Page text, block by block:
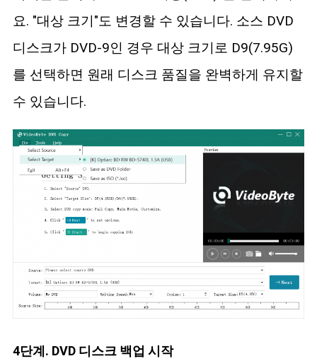
요. "대상 크기"도 변경할 수 있습니다. 소스 DVD
디스크가 DVD-9인 경우 대상 크기로 D9(7.95G)
를 선택하면 원래 디스크 품질을 완벽하게 유지할
수 있습니다.
4단계. DVD 디스크 백업 시작